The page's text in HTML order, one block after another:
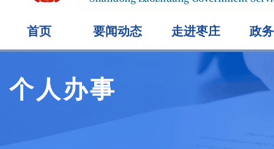
首页 要闻动态 走进枣庄 政
个人办事